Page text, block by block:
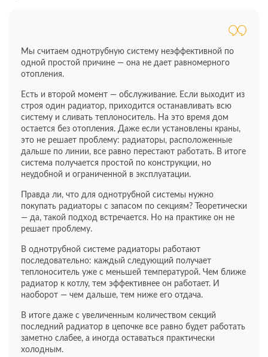
Мы считаем однотрубную систему неэффективной по
одной простой причине — она не дает равномерного
отопления.
Есть и второй момент — обслуживание. Если выходит из
строя один радиатор, приходится останавливать всю
систему и сливать теплоноситель. На это время дом
остается без отопления. Даже если установлены краны,
это не решает проблему: радиаторы, расположенные
дальше по линии, все равно перестают работать. В итоге
система получается простой по конструкции, но
неудобной и ограниченной в эксплуатации.
Правда ли, что для однотрубной системы нужно
покупать радиаторы с запасом по секциям? Теоретически
— да, такой подход встречается. Но на практике он не
решает проблему.
В однотрубной системе радиаторы работают
последовательно: каждый следующий получает
теплоноситель уже с меньшей температурой. Чем ближе
радиатор к котлу, тем эффективнее он работает. И
наоборот — чем дальше, тем ниже его отдача.
В итоге даже с увеличенным количеством секций
последний радиатор в цепочке все равно будет работать
заметно слабее, а иногда оставаться практически
холодным.